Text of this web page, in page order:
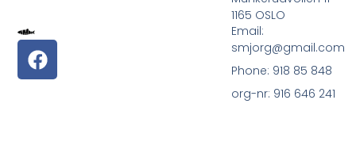
1165 OSLO
Email:
smjorg@gmail.com
Phone: 918 85 848
org-nr: 916 646 241